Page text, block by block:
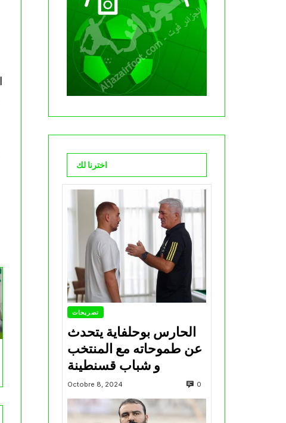
اخترنا لك
تصريحات
الحارس بوحلفاية يتحدث
عن طموحاته مع المنتخب
و شباب قسنطينة
Octobre 8, 2024 0